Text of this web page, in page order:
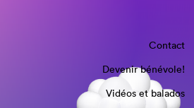
Contact
Devenir bénévole!
Vidéos et balados